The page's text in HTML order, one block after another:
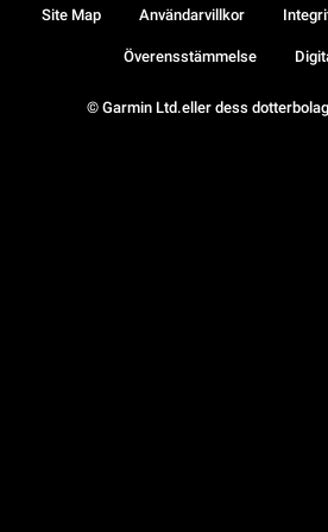
© Garmin Ltd.eller dess
Site Map Användarvillkor
Överensstämmelse